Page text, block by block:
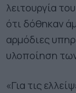
λειτουργία
ότι δόθηκαν
αρμόδιες
υλοποίηση
«Για τις